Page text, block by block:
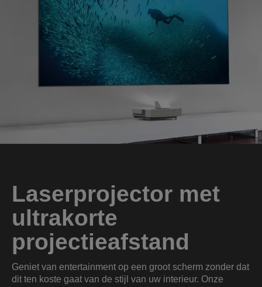
Laserprojector met
ultrakorte
projectieafstand
Geniet van entertainment op een groot scherm zonder dat
dit ten koste gaat van de stijl van uw interieur. Onze